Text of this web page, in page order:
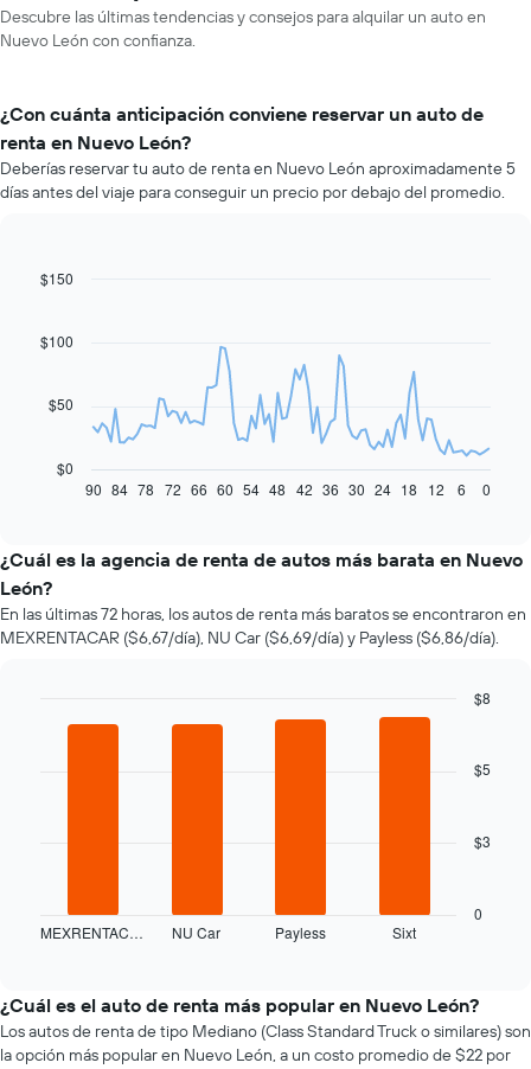
Descubre las últimas tendencias y consejos para alquilar un auto en
Nuevo León con confianza.
¿Con cuánta anticipación conviene reservar un auto de
renta en Nuevo León?
Deberías reservar tu auto de renta en Nuevo León aproximadamente 5
días antes del viaje para conseguir un precio por debajo del promedio.
Line
91
data
siguiente
gráfico
muestra
el
precio
de
un
auto
medida
reserva.
El
1
eje
X
Chart
$0
$50
$100
$150
90 84 78 72 66 60 54 48 42 36 30 24 18 12 6 0
¿Cuál es la agencia de renta de autos más barata en Nuevo
León?
En las últimas 72 horas, los autos de renta más baratos se encontraron en
MEXRENTACAR ($6,67/día), NU Car ($6,69/día) y Payless ($6,86/día).
muestra
las
de
renta
de
MEXRENTAC… NU Car Payless Sixt
0
$3
$5
$8
End
¿Cuál es el auto de renta más popular en Nuevo León?
Los autos de renta de tipo Mediano (Class Standard Truck o similares) son
la opción más popular en Nuevo León, a un costo promedio de $22 por